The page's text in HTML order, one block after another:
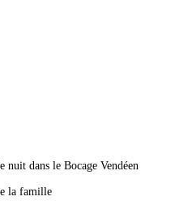
nuit dans le Bocage Vendéen
la famille